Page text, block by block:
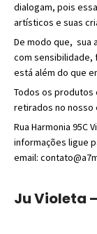
dialogam, pois
artísticos e suas
De modo que, sua
com sensibilidade,
está além do que
Todos os
retirados no nosso
Rua Harmonia 95C
informações ligue
email:
Ju Violeta